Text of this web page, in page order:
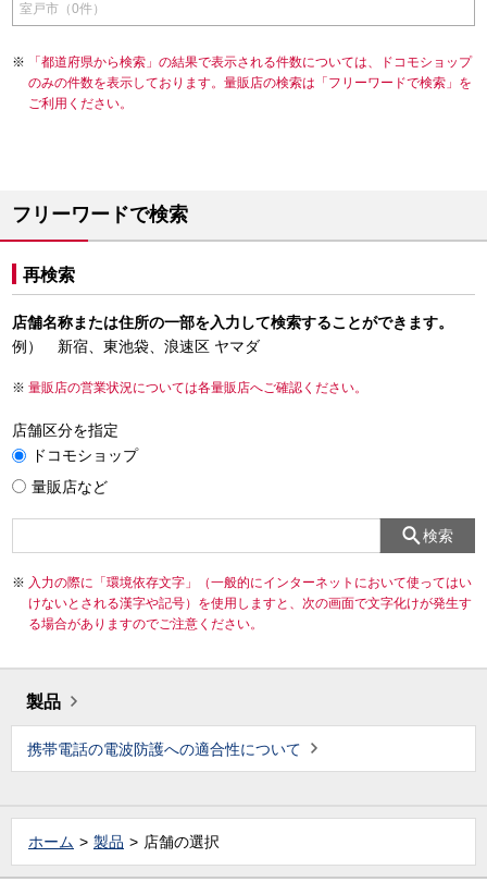
室戸市（0件）
「都道府県から検索」の結果で表示される件数については、ドコモショップ
のみの件数を表示しております。量販店の検索は「フリーワードで検索」を
ご利用ください。
フリーワードで検索
再検索
店舗名称または住所の一部を入力して検索することができます。
例） 新宿、東池袋、浪速区 ヤマダ
量販店の営業状況については各量販店へご確認ください。
店舗区分を指定
ドコモショップ
量販店など
検索
入力の際に「環境依存文字」（一般的にインターネットにおいて使ってはい
けないとされる漢字や記号）を使用しますと、次の画面で文字化けが発生す
る場合がありますのでご注意ください。
製品
携帯電話の電波防護への適合性について
ホーム 製品 店舗の選択